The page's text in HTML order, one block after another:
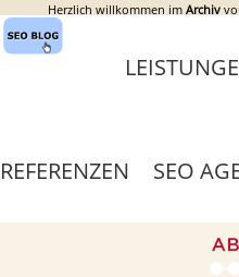
Herzlich willkommen im Archiv
REFERENZEN SEO